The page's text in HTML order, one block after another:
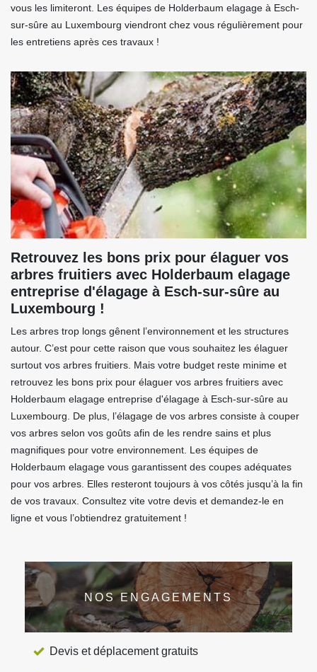
vous les limiteront. Les équipes de Holderbaum elagage à Esch-
sur-sûre au Luxembourg viendront chez vous régulièrement pour
les entretiens après ces travaux !
Retrouvez les bons prix pour élaguer vos
arbres fruitiers avec Holderbaum elagage
entreprise d'élagage à Esch-sur-sûre au
Luxembourg !
Les arbres trop longs gênent l’environnement et les structures
autour. C’est pour cette raison que vous souhaitez les élaguer
surtout vos arbres fruitiers. Mais votre budget reste minime et
retrouvez les bons prix pour élaguer vos arbres fruitiers avec
Holderbaum elagage entreprise d'élagage à Esch-sur-sûre au
Luxembourg. De plus, l’élagage de vos arbres consiste à couper
vos arbres selon vos goûts afin de les rendre sains et plus
magnifiques pour votre environnement. Les équipes de
Holderbaum elagage vous garantissent des coupes adéquates
pour vos arbres. Elles resteront toujours à vos côtés jusqu’à la fin
de vos travaux. Consultez vite votre devis et demandez-le en
ligne et vous l’obtiendrez gratuitement !
NOS ENGAGEMENTS
Devis et déplacement gratuits